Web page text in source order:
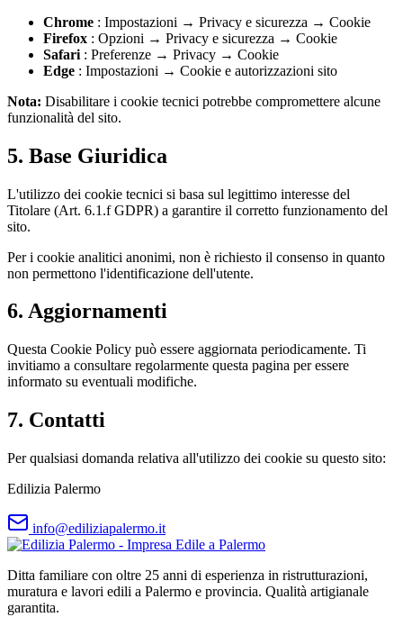
Chrome : Impostazioni → Privacy e sicurezza → Cookie
Firefox : Opzioni → Privacy e sicurezza → Cookie
Safari : Preferenze → Privacy → Cookie
Edge : Impostazioni → Cookie e autorizzazioni sito
Nota: Disabilitare i cookie tecnici potrebbe compromettere alcune
funzionalità del sito.
5. Base Giuridica
L'utilizzo dei cookie tecnici si basa sul legittimo interesse del
Titolare (Art. 6.1.f GDPR) a garantire il corretto funzionamento del
sito.
Per i cookie analitici anonimi, non è richiesto il consenso in quanto
non permettono l'identificazione dell'utente.
6. Aggiornamenti
Questa Cookie Policy può essere aggiornata periodicamente. Ti
invitiamo a consultare regolarmente questa pagina per essere
informato su eventuali modifiche.
7. Contatti
Per qualsiasi domanda relativa all'utilizzo dei cookie su questo sito:
Edilizia Palermo
info@ediliziapalermo.it
Ditta familiare con oltre 25 anni di esperienza in ristrutturazioni,
muratura e lavori edili a Palermo e provincia. Qualità artigianale
garantita.